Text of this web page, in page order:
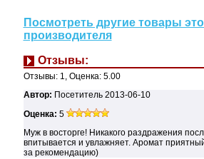
Посмотреть другие товары
производителя
Отзывы:
Отзывы: 1 , Оценка: 5.00
Автор: Посетитель 2013-06-10
Оценка: 5
Муж в восторге! Никакого раздражения
впитывается и увлажняет. Аромат
за рекомендацию)